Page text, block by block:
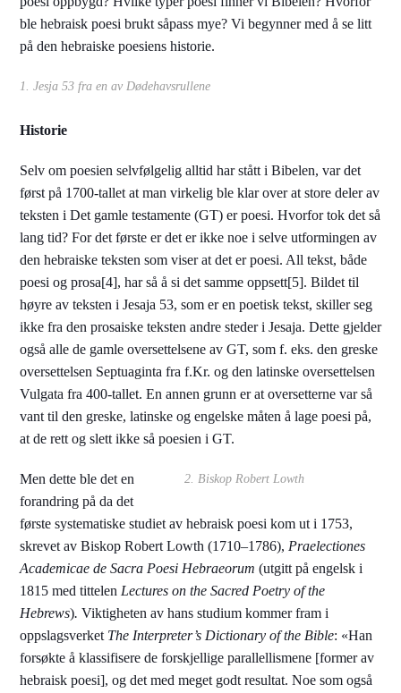
ble hebraisk poesi brukt såpass mye? Vi begynner med å se litt
på den hebraiske poesiens historie.
1. Jesja 53 fra en av Dødehavsrullene
Historie
Selv om poesien selvfølgelig alltid har stått i Bibelen, var det
først på 1700-tallet at man virkelig ble klar over at store deler av
teksten i Det gamle testamente (GT) er poesi. Hvorfor tok det så
lang tid? For det første er det er ikke noe i selve utformingen av
den hebraiske teksten som viser at det er poesi. All tekst, både
poesi og prosa[4], har så å si det samme oppsett[5]. Bildet til
høyre av teksten i Jesaja 53, som er en poetisk tekst, skiller seg
ikke fra den prosaiske teksten andre steder i Jesaja. Dette gjelder
også alle de gamle oversettelsene av GT, som f. eks. den greske
oversettelsen Septuaginta fra f.Kr. og den latinske oversettelsen
Vulgata fra 400-tallet. En annen grunn er at oversetterne var så
vant til den greske, latinske og engelske måten å lage poesi på,
at de rett og slett ikke så poesien i GT.
2. Biskop Robert Lowth
Men dette ble det en
forandring på da det
første systematiske studiet av hebraisk poesi kom ut i 1753,
skrevet av Biskop Robert Lowth (1710–1786), Praelectiones
Academicae de Sacra Poesi Hebraeorum (utgitt på engelsk i
1815 med tittelen Lectures on the Sacred Poetry of the
Hebrews). Viktigheten av hans studium kommer fram i
oppslagsverket The Interpreter’s Dictionary of the Bible: «Han
forsøkte å klassifisere de forskjellige parallellismene [former av
hebraisk poesi], og det med meget godt resultat. Noe som også